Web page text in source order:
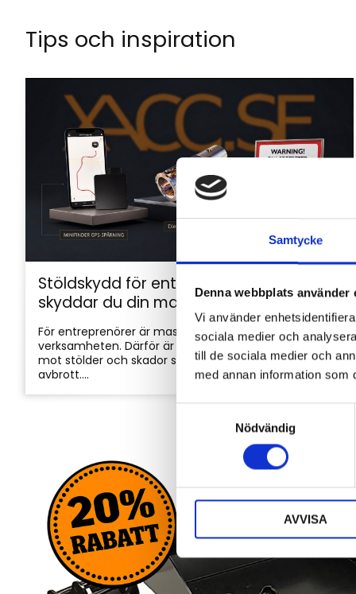
Samtycke
Denna webbplats använder
Vi använder
sociala medier och
till de sociala medier och
med annan information som
y
c
s
Nödvändig
AVVISA
Tips och inspiration
Stöldskydd för entreprenadmaskiner: så
skyddar du din maskin och utrustning
För entreprenörer är maskinerna hjärtat i
verksamheten. Därför är det viktigt att skydda dem
mot stölder och skador som kan orsaka kostsamma
avbrott....